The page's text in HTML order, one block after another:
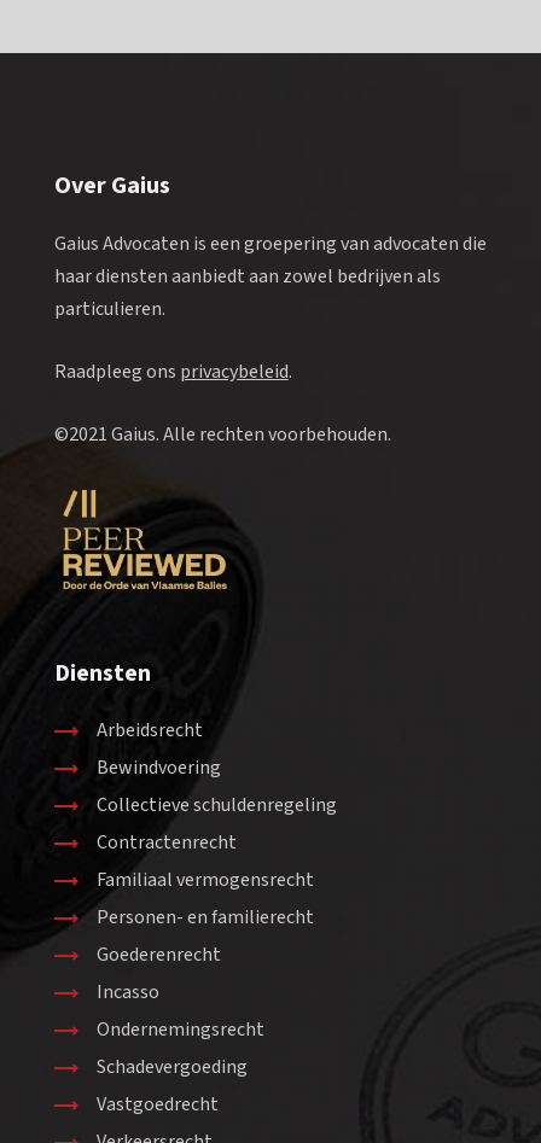
Over Gaius
Gaius Advocaten is een groepering van advocaten die
haar diensten aanbiedt aan zowel bedrijven als
particulieren.
Raadpleeg ons privacybeleid.
©2021 Gaius. Alle rechten voorbehouden.
Diensten
Arbeidsrecht
Bewindvoering
Collectieve schuldenregeling
Contractenrecht
Familiaal vermogensrecht
Personen- en familierecht
Goederenrecht
Incasso
Ondernemingsrecht
Schadevergoeding
Vastgoedrecht